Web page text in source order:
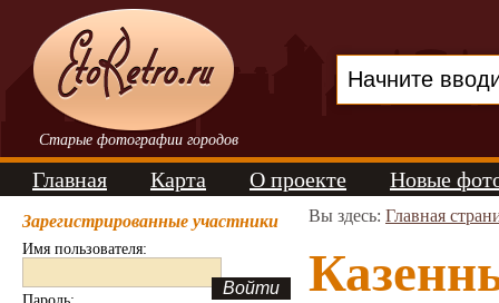
Старые фотографии городов
Главная Карта О проекте Новые
Зарегистрированные участники
Имя пользователя:
Вы здесь: Главная